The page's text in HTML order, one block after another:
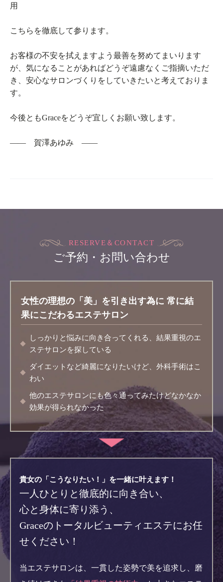
用
こちらを徹底して参ります。
お客様の不安を拭えますよう最善を努めてまいります
が、気になることがあればどうぞ遠慮なくご指摘いただ
き、安心なサロンづくりをしていきたいと考えておりま
す。
今後ともGraceをどうぞ宜しくお願い致します。
―― 賀澤あゆみ ――
RESERVE＆CONTACT
ご予約・お問い合わせ
女性の理想の「美」を引き出す為に 常に結
果にこだわるエステサロン
しっかりと悩みに向き合ってくれる、結果重視のエ
ステサロンを探している
ダイエットなど綺麗になりたいけど、外科手術はこ
わい
他のエステサロンにも色々通ってみたけどなかなか
効果が得られなかった
貴女の「こうなりたい！」を一緒に叶えます！
一人ひとりと徹底的に向き合い、
心と身体に寄り添う、
Graceのトータルビューティエステにお任
せください！
当エステサロンは、一貫した姿勢で美を追求し、磨